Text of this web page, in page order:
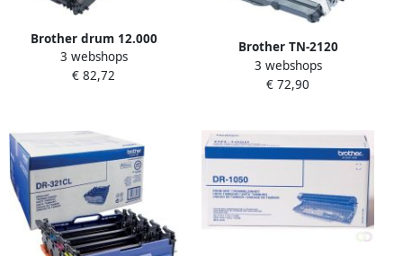
Brother drum 12.000
pagina&apos;s OEM DR-
2100 zwart
3 webshops
€ 82,72
Brother TN-2120
tonercartridge 1 stuk(s)
Origineel Zwart (TN-2120)
3 webshops
€ 72,90